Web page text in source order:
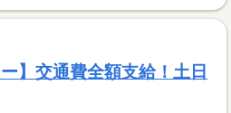
】交通費全額支給！土日